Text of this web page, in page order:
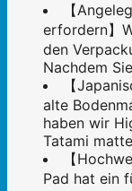
【
erfordern】
den
Nachdem
【
alte
haben wir
Tatami
【
Pad hat ein